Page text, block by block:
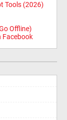
Tools (2026)
Offline)
Facebook